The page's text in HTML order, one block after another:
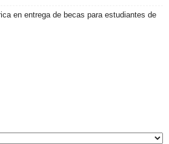
en entrega de becas para estudiantes de